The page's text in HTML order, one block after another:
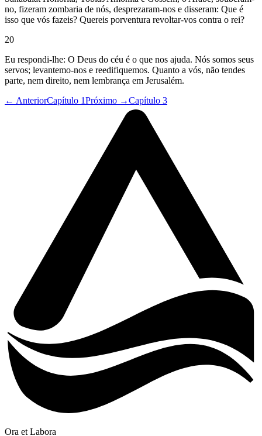
no, fizeram zombaria de nós, desprezaram-nos e disseram: Que é
isso que vós fazeis? Quereis porventura revoltar-vos contra o rei?
20
Eu respondi-lhe: O Deus do céu é o que nos ajuda. Nós somos seus
servos; levantemo-nos e reedifiquemos. Quanto a vós, não tendes
parte, nem direito, nem lembrança em Jerusalém.
← AnteriorCapítulo 1Próximo →Capítulo 3
Ora et Labora